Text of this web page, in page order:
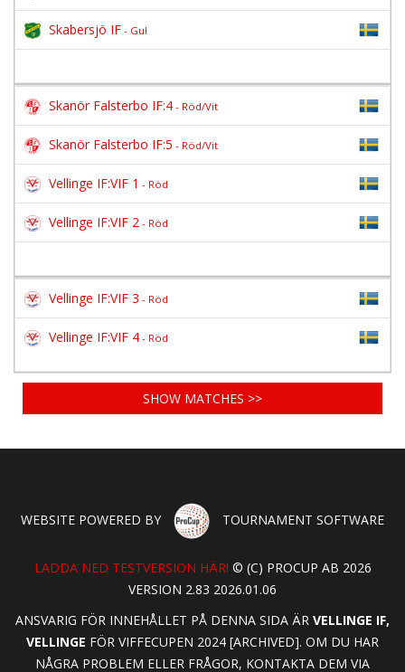
Skabersjö IF - Gul
Skanör Falsterbo IF:4 - Röd/Vit
Skanör Falsterbo IF:5 - Röd/Vit
Vellinge IF:VIF 1 - Röd
Vellinge IF:VIF 2 - Röd
Vellinge IF:VIF 3 - Röd
Vellinge IF:VIF 4 - Röd
SHOW MATCHES >>
WEBSITE POWERED BY TOURNAMENT SOFTWARE
LADDA NED TESTVERSION HÄR! © (C) PROCUP AB 2026
VERSION 2.83 2026.01.06
ANSVARIG FÖR INNEHÅLLET PÅ DENNA SIDA ÄR VELLINGE IF,
VELLINGE FÖR VIFFECUPEN 2024 [ARCHIVED]. OM DU HAR
NÅGRA PROBLEM ELLER FRÅGOR, KONTAKTA DEM VIA